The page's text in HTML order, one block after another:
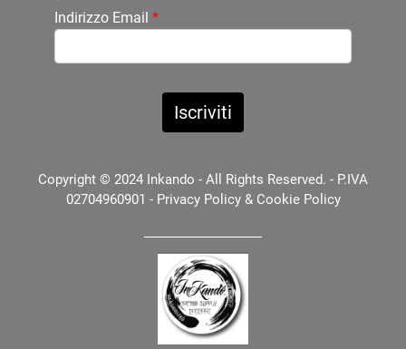
Indirizzo Email *
Copyright © 2024 Inkando - All Rights Reserved. - P.IVA
02704960901 - Privacy Policy& Cookie Policy